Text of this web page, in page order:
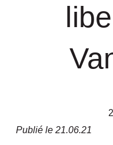
Publié le 21.06.21